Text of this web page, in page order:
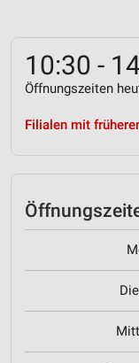
10:30 -
Öffnungszeiten
Filialen mit